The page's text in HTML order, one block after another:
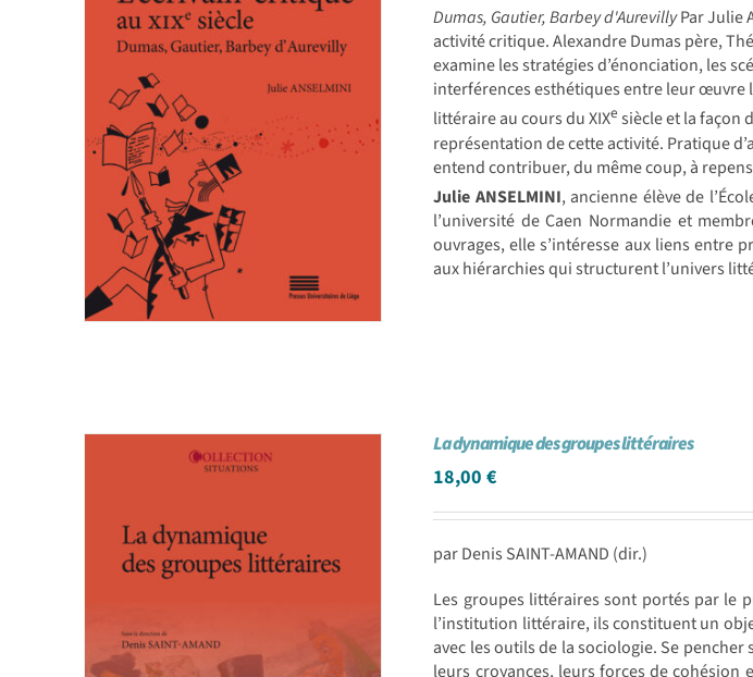
Dumas, Gautier, Barbey d'AurevillyPar Julie
activité critique. Alexandre Dumas père,
examine les stratégies d’énonciation, les
interférences esthétiques entre leur
littéraire au cours du XIXe siècle et la façon
représentation de cette activité. Pratique
entend contribuer, du même coup, à
Julie ANSELMINI, ancienne élève de
l’université de Caen Normandie et
ouvrages, elle s’intéresse aux liens entre
aux hiérarchies qui structurent l’univers
La dynamique des groupes littéraires
18,00€
par Denis SAINT-AMAND (dir.)
Les groupes littéraires sont portés par le
l’institution littéraire, ils constituent un
avec les outils de la sociologie. Se
leurs croyances, leurs forces de cohésion